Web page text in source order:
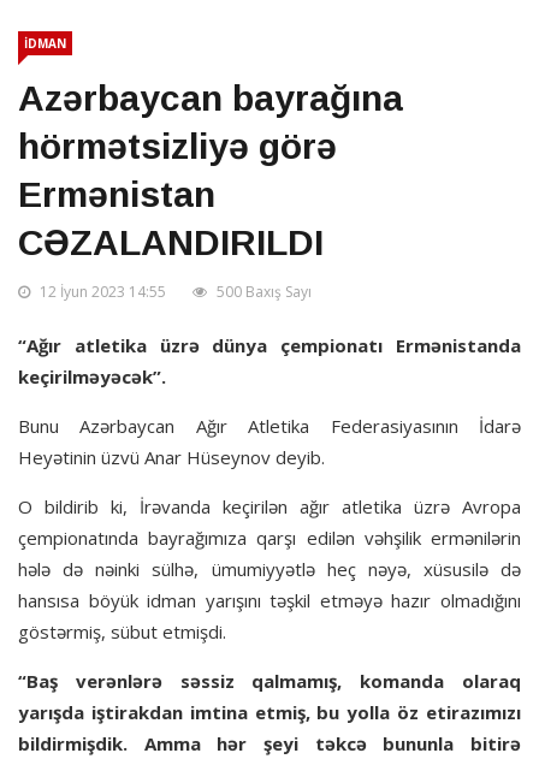
İDMAN
Azərbaycan bayrağına
hörmətsizliyə görə
Ermənistan
CƏZALANDIRILDI
12 İyun 2023 14:55 500 Baxış Sayı
“Ağır atletika üzrə dünya çempionatı Ermənistanda
keçirilməyəcək”.
Bunu Azərbaycan Ağır Atletika Federasiyasının İdarə
Heyətinin üzvü Anar Hüseynov deyib.
O bildirib ki, İrəvanda keçirilən ağır atletika üzrə Avropa
çempionatında bayrağımıza qarşı edilən vəhşilik ermənilərin
hələ də nəinki sülhə, ümumiyyətlə heç nəyə, xüsusilə də
hansısa böyük idman yarışını təşkil etməyə hazır olmadığını
göstərmiş, sübut etmişdi.
“Baş verənlərə səssiz qalmamış, komanda olaraq
yarışda iştirakdan imtina etmiş, bu yolla öz etirazımızı
bildirmişdik. Amma hər şeyi təkcə bununla bitirə